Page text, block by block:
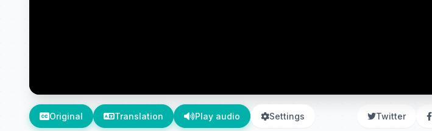
Original Translation Play audio Settings Twitter